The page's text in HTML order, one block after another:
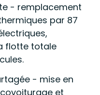
- remplacement
par 87
flotte totale
- mise en
et